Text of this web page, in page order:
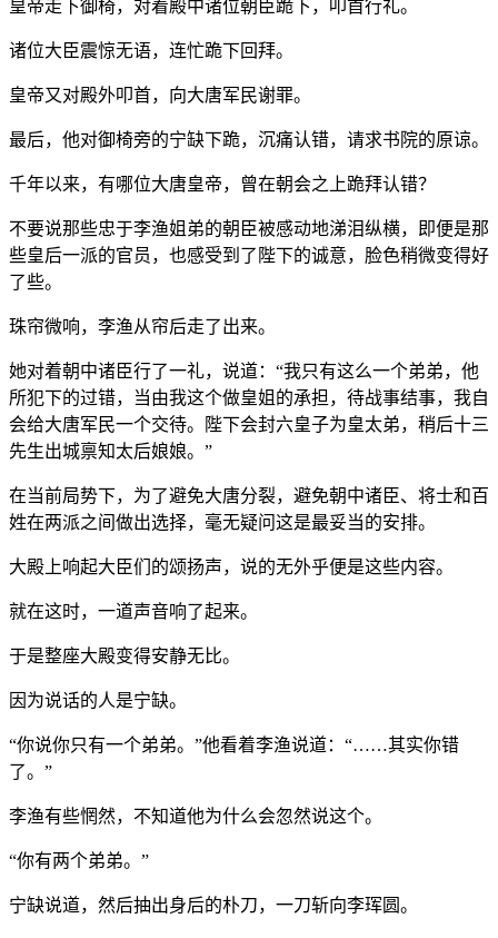
皇帝走下御椅，对着殿中诸位朝臣跪下，叩首行礼。
诸位大臣震惊无语，连忙跪下回拜。
皇帝又对殿外叩首，向大唐军民谢罪。
最后，他对御椅旁的宁缺下跪，沉痛认错，请求书院的原谅。
千年以来，有哪位大唐皇帝，曾在朝会之上跪拜认错？
不要说那些忠于李渔姐弟的朝臣被感动地涕泪纵横，即便是那
些皇后一派的官员，也感受到了陛下的诚意，脸色稍微变得好
了些。
珠帘微响，李渔从帘后走了出来。
她对着朝中诸臣行了一礼，说道：“我只有这么一个弟弟，他
所犯下的过错，当由我这个做皇姐的承担，待战事结事，我自
会给大唐军民一个交待。陛下会封六皇子为皇太弟，稍后十三
先生出城禀知太后娘娘。”
在当前局势下，为了避免大唐分裂，避免朝中诸臣、将士和百
姓在两派之间做出选择，毫无疑问这是最妥当的安排。
大殿上响起大臣们的颂扬声，说的无外乎便是这些内容。
就在这时，一道声音响了起来。
于是整座大殿变得安静无比。
因为说话的人是宁缺。
“你说你只有一个弟弟。”他看着李渔说道：“……其实你错
了。”
李渔有些惘然，不知道他为什么会忽然说这个。
“你有两个弟弟。”
宁缺说道，然后抽出身后的朴刀，一刀斩向李珲圆。